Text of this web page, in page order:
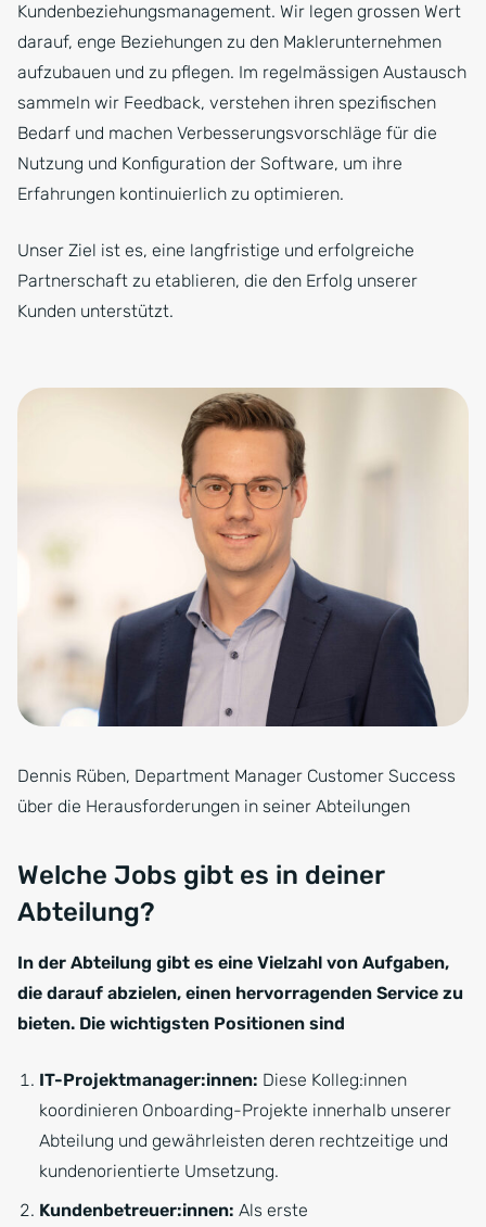
Kundenbeziehungsmanagement. Wir legen grossen Wert
darauf, enge Beziehungen zu den Maklerunternehmen
aufzubauen und zu pflegen. Im regelmässigen Austausch
sammeln wir Feedback, verstehen ihren spezifischen
Bedarf und machen Verbesserungsvorschläge für die
Nutzung und Konfiguration der Software, um ihre
Erfahrungen kontinuierlich zu optimieren.
Unser Ziel ist es, eine langfristige und erfolgreiche
Partnerschaft zu etablieren, die den Erfolg unserer
Kunden unterstützt.
Dennis Rüben, Department Manager Customer Success
über die Herausforderungen in seiner Abteilungen
Welche Jobs gibt es in deiner
Abteilung?
In der Abteilung gibt es eine Vielzahl von Aufgaben,
die darauf abzielen, einen hervorragenden Service zu
bieten. Die wichtigsten Positionen sind
IT-Projektmanager:innen: Diese Kolleg:innen
koordinieren Onboarding-Projekte innerhalb unserer
Abteilung und gewährleisten deren rechtzeitige und
kundenorientierte Umsetzung.
Kundenbetreuer:innen: Als erste